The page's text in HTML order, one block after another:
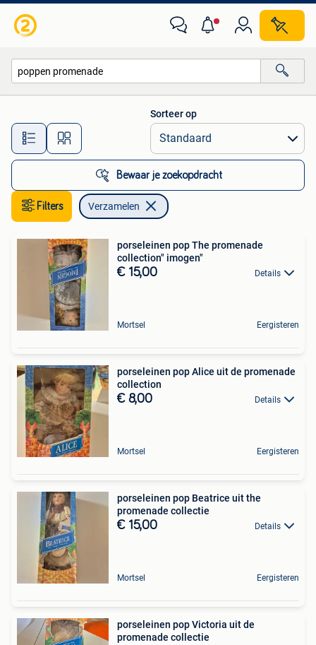
Alle afstanden…
Sorteer op
Bewaar je zoekopdracht
Filters Verzamelen
porseleinen pop The promenade
collection" imogen"
€ 15,00 Details
Mortsel Eergisteren
porseleinen pop Alice uit de promenade
collection
€ 8,00 Details
Mortsel Eergisteren
porseleinen pop Beatrice uit the
promenade collectie
€ 15,00 Details
Mortsel Eergisteren
porseleinen pop Victoria uit de
promenade collectie